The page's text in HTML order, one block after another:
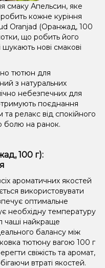
смаку Апельсин, яке
кожне куріння
Oranjad (Оранжад, 100
що робить його
нові смакові
тютюн для
з натуральних
небезпечних для
поєднання
релакс від спокійного
болю на ранок.
100 г):
ароматичних якостей
використовувати
оптимальне
необхідну температуру
чаші найкраще
балансу між
тютюну вагою 100 г
свіжість та аромат,
втраті якостей.